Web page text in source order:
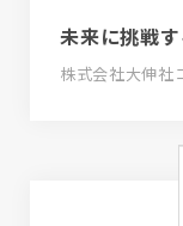
未来に挑戦
株式会社大伸社